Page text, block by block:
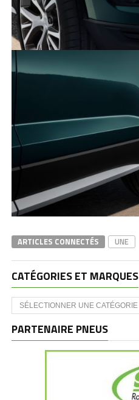
ARTICLES CONNECTÉS UNE
CATÉGORIES ET MARQUES
Catégories
et
PARTENAIRE PNEUS